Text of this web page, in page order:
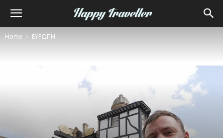
Home ΕΥΡΩΠΗ